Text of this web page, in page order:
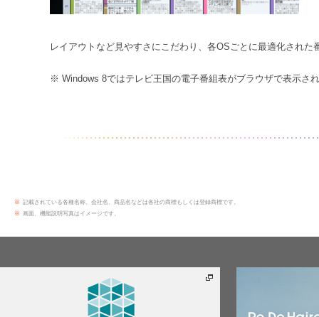
レイアウトなど見やすさにこだわり、各OSごとに最適化され
※ Windows 8ではテレビ王国の電子番組表がブラウザで表示さ
※ 記載されている各種名称、会社名、商品名などは各社の商標もしくは登録商標です。
※ 画面、機能説明写真はイメージです。